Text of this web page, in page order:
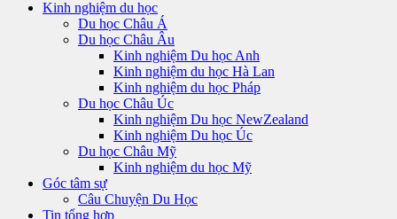
Kinh nghiệm du học
Du học Châu Á
Du học Châu Âu
Kinh nghiệm Du học Anh
Kinh nghiệm du học Hà Lan
Kinh nghiệm du học Pháp
Du học Châu Úc
Kinh nghiệm Du học NewZealand
Kinh nghiệm Du học Úc
Du học Châu Mỹ
Kinh nghiệm du học Mỹ
Góc tâm sự
Câu Chuyện Du Học
Tin tổng hợp